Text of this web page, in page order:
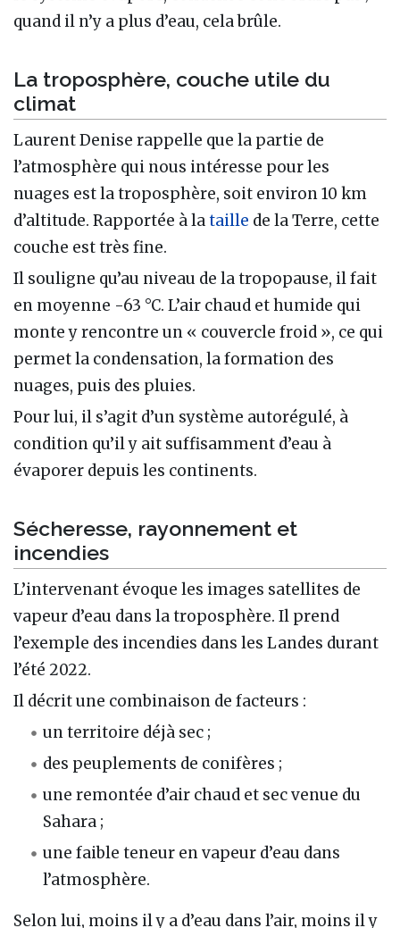
quand il n’y a plus d’eau, cela brûle.
La troposphère, couche utile du
climat
Laurent Denise rappelle que la partie de
l’atmosphère qui nous intéresse pour les
nuages est la troposphère, soit environ 10 km
d’altitude. Rapportée à lataille de la Terre, cette
couche est très fine.
Il souligne qu’au niveau de la tropopause, il fait
en moyenne -63 °C. L’air chaud et humide qui
monte y rencontre un « couvercle froid », ce qui
permet la condensation, la formation des
nuages, puis des pluies.
Pour lui, il s’agit d’un système autorégulé, à
condition qu’il y ait suffisamment d’eau à
évaporer depuis les continents.
Sécheresse, rayonnement et
incendies
L’intervenant évoque les images satellites de
vapeur d’eau dans la troposphère. Il prend
l’exemple des incendies dans les Landes durant
l’été 2022.
Il décrit une combinaison de facteurs :
un territoire déjà sec ;
des peuplements de conifères ;
une remontée d’air chaud et sec venue du
Sahara ;
une faible teneur en vapeur d’eau dans
l’atmosphère.
Selon lui, moins il y a d’eau dans l’air, moins il y